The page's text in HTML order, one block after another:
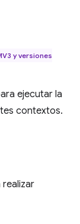
y versiones
ejecutar la
contextos.
realizar